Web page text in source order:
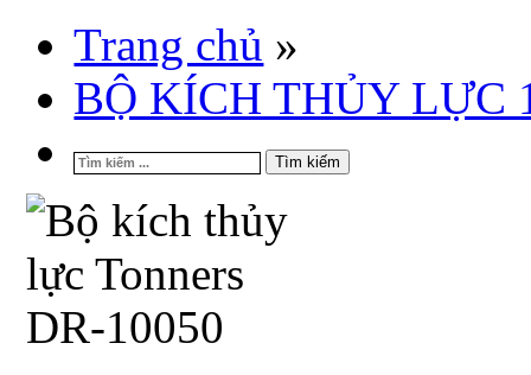
Trang chủ »
BỘ KÍCH THỦY LỰC
Tìm kiếm